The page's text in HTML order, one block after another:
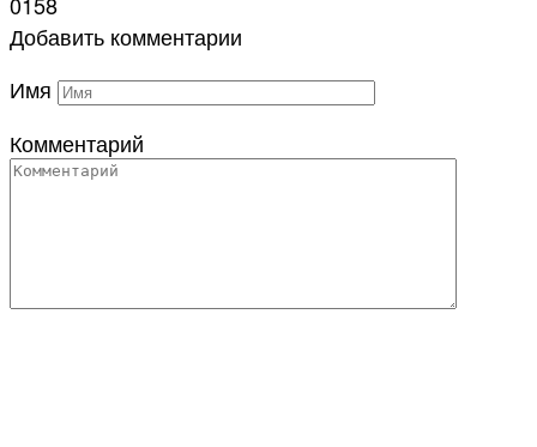
Добавить комментарии
Имя
Комментарий